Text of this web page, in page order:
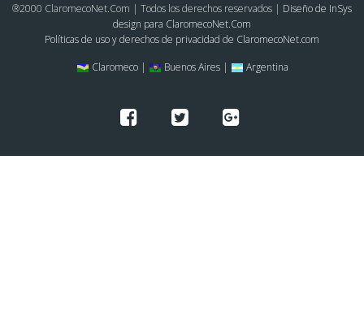
®2000 ClaromecoNet.Com | Todos los derechos reservados | Diseño de InSys
design para ClaromecoNet.Com
Políticas de uso y derechos de privacidad de ClaromecoNet.com
Claromeco |
Buenos Aires | Argentina